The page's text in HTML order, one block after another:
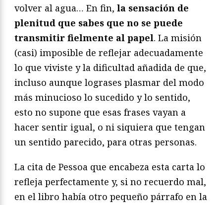
volver al agua… En fin, la sensación de
plenitud que sabes que no se puede
transmitir fielmente al papel. La misión
(casi) imposible de reflejar adecuadamente
lo que viviste y la dificultad añadida de que,
incluso aunque lograses plasmar del modo
más minucioso lo sucedido y lo sentido,
esto no supone que esas frases vayan a
hacer sentir igual, o ni siquiera que tengan
un sentido parecido, para otras personas.
La cita de Pessoa que encabeza esta carta lo
refleja perfectamente y, si no recuerdo mal,
en el libro había otro pequeño párrafo en la